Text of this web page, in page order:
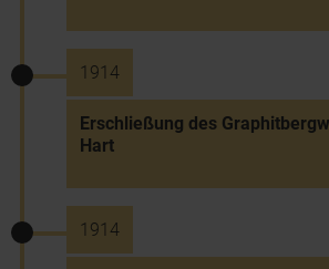
1914
Erschließung des
Hart
1914